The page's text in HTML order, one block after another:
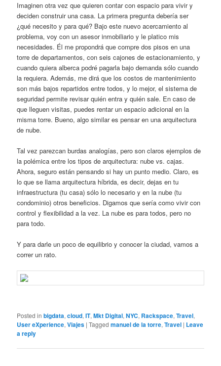
Imaginen otra vez que quieren contar con espacio para vivir y
deciden construir una casa. La primera pregunta debería ser
¿qué necesito y para qué? Bajo este nuevo acercamiento al
problema, voy con un asesor inmobiliario y le platico mis
necesidades. Él me propondrá que compre dos pisos en una
torre de departamentos, con seis cajones de estacionamiento, y
cuando quiera alberca podré pagarla bajo demanda sólo cuando
la requiera. Además, me dirá que los costos de mantenimiento
son más bajos repartidos entre todos, y lo mejor, el sistema de
seguridad permite revisar quién entra y quién sale. En caso de
que lleguen visitas, puedes rentar un espacio adicional en la
misma torre. Bueno, algo similar es pensar en una arquitectura
de nube.
Tal vez parezcan burdas analogías, pero son claros ejemplos de
la polémica entre los tipos de arquitectura: nube vs. cajas.
Ahora, seguro están pensando si hay un punto medio. Claro, es
lo que se llama arquitectura híbrida, es decir, dejas en tu
infraestructura (tu casa) sólo lo necesario y en la nube (tu
condominio) otros beneficios. Digamos que sería como vivir con
control y flexibilidad a la vez. La nube es para todos, pero no
para todo.
Y para darle un poco de equilibrio y conocer la ciudad, vamos a
correr un rato.
Posted in bigdata,cloud,IT,Mkt Digital,NYC, Rackspace,Travel,
User eXperience,Viajes |Tagged manuel de la torre,Travel | Leave
a reply